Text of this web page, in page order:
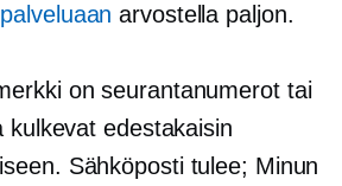
arvostella paljon.
on seurantanumerot tai
kulkevat edestakaisin
Sähköposti tulee; Minun